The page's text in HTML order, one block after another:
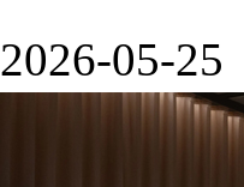
2026-05-25